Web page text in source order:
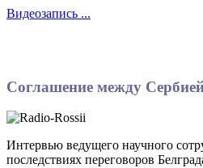
Видеозапись ...
Соглашение между
Интервью ведущего научного
последствиях переговоров